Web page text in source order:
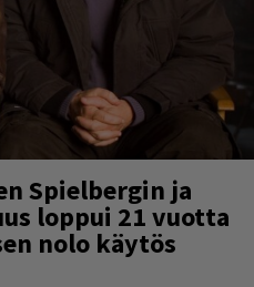
Spielbergin ja
loppui 21 vuotta
nolo käytös